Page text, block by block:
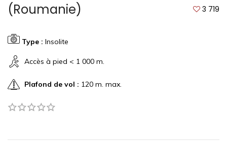
(Roumanie)
3 719
Type : Insolite
Accès à pied < 1 000 m.
Plafond de vol : 120 m. max.